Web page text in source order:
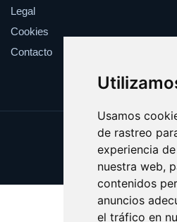
Usamos
de rastreo
experiencia
nuestra web,
contenidos
anuncios
el tráfico en
Legal
Cookies
Contacto
Update cookies
Copyright © 2025